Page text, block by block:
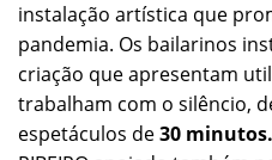
instalação artística que
pandemia. Os bailarinos
criação que apresentam
trabalham com o silêncio,
espetáculos de30 minutos.